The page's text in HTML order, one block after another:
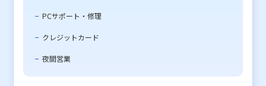
PCサポート・修理
クレジットカード
夜間営業